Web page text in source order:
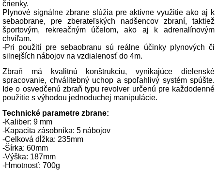
črienky.
Plynové signálne zbrane slúžia pre aktívne využitie ako aj k
sebaobrane, pre zberateľských nadšencov zbraní, taktiež
športovým, rekreačným účelom, ako aj k adrenalínovým
chvíľam.
-Pri použití pre sebaobranu sú reálne účinky plynových či
silnejších nábojov na vzdialenosť do 4m.
Zbraň má kvalitnú konštrukciu, vynikajúce dielenské
spracovanie, chválitebný uchop a spoľahlivý systém spúšte.
Ide o osvedčenú zbraň typu revolver určenú pre každodenné
použitie s výhodou jednoduchej manipulácie.
Technické parametre zbrane:
-Kaliber: 9 mm
-Kapacita zásobníka: 5 nábojov
-Celková dĺžka: 235mm
-Šírka: 60mm
-Výška: 187mm
-Hmotnosť: 700g